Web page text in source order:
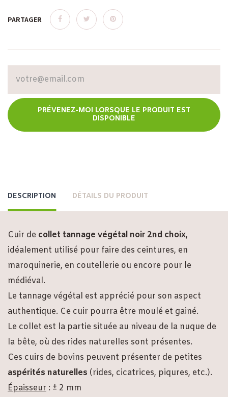
PARTAGER
PRÉVENEZ-MOI LORSQUE LE PRODUIT EST
DISPONIBLE
DESCRIPTION DÉTAILS DU PRODUIT
Cuir de collet tannage végétal noir 2nd choix,
idéalement utilisé pour faire des ceintures, en
maroquinerie, en coutellerie ou encore pour le
médiéval.
Le tannage végétal est apprécié pour son aspect
authentique. Ce cuir pourra être moulé et gainé.
Le collet est la partie située au niveau de la nuque de
la bête, où des rides naturelles sont présentes.
Ces cuirs de bovins peuvent présenter de petites
aspérités naturelles (rides, cicatrices, piqures, etc.).
Épaisseur : ± 2 mm